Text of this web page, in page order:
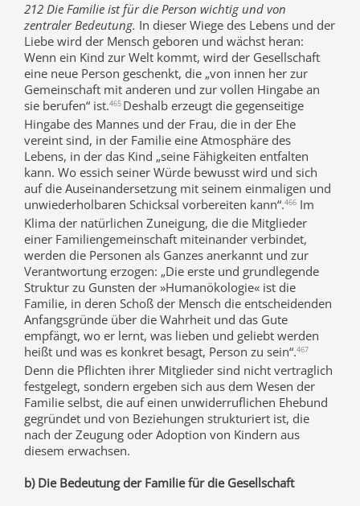
212 Die Familie ist für die Person wichtig und von
zentraler Bedeutung. In dieser Wiege des Lebens und der
Liebe wird der Mensch geboren und wächst heran:
Wenn ein Kind zur Welt kommt, wird der Gesellschaft
eine neue Person geschenkt, die „von innen her zur
Gemeinschaft mit anderen und zur vollen Hingabe an
sie berufen“ ist.465 Deshalb erzeugt die gegenseitige
Hingabe des Mannes und der Frau, die in der Ehe
vereint sind, in der Familie eine Atmosphäre des
Lebens, in der das Kind „seine Fähigkeiten entfalten
kann. Wo essich seiner Würde bewusst wird und sich
auf die Auseinandersetzung mit seinem einmaligen und
unwiederholbaren Schicksal vorbereiten kann“.466 Im
Klima der natürlichen Zuneigung, die die Mitglieder
einer Familiengemeinschaft miteinander verbindet,
werden die Personen als Ganzes anerkannt und zur
Verantwortung erzogen: „Die erste und grundlegende
Struktur zu Gunsten der »Humanökologie« ist die
Familie, in deren Schoß der Mensch die entscheidenden
Anfangsgründe über die Wahrheit und das Gute
empfängt, wo er lernt, was lieben und geliebt werden
heißt und was es konkret besagt, Person zu sein“.467
Denn die Pflichten ihrer Mitglieder sind nicht vertraglich
festgelegt, sondern ergeben sich aus dem Wesen der
Familie selbst, die auf einen unwiderruflichen Ehebund
gegründet und von Beziehungen strukturiert ist, die
nach der Zeugung oder Adoption von Kindern aus
diesem erwachsen.
b) Die Bedeutung der Familie für die Gesellschaft